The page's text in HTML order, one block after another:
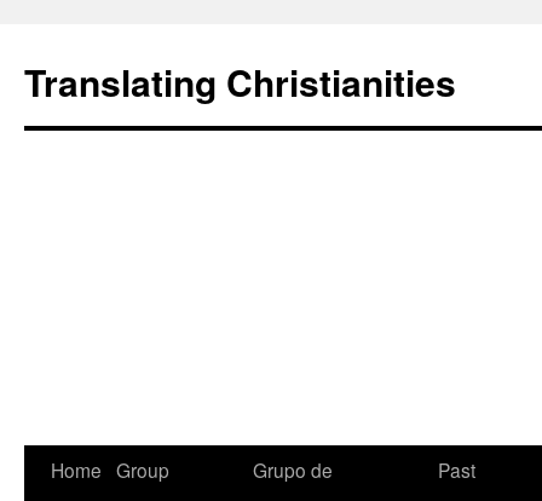
Translating Christianities
Home Group
Grupo de
Past